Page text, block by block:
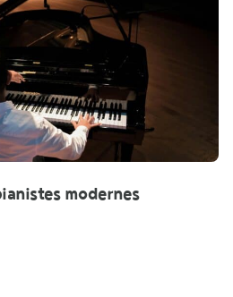
modernes